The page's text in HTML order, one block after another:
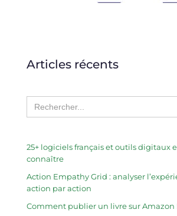
Articles récents
Search
for:
25+ logiciels français et outils digitaux
connaître
Action Empathy Grid : analyser
action par action
Comment publier un livre sur Amazon